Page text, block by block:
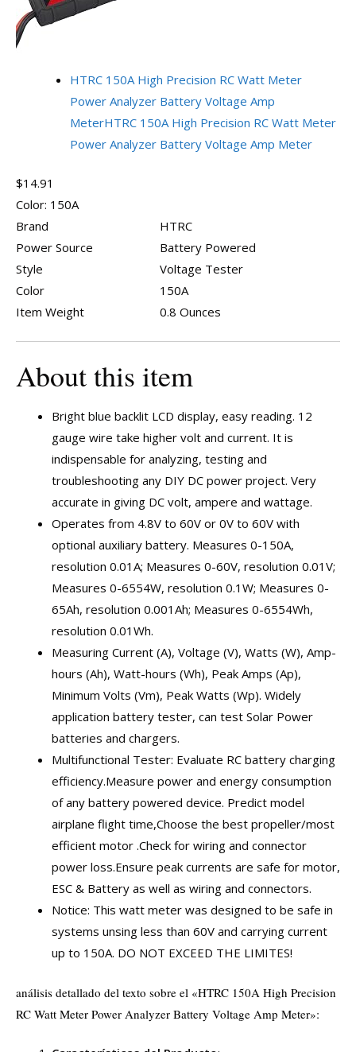
HTRC 150A High Precision RC Watt Meter
Power Analyzer Battery Voltage Amp
MeterHTRC 150A High Precision RC Watt Meter
Power Analyzer Battery Voltage Amp Meter
$14.91
Color: 150A
Brand
HTRC
Power Source
Battery Powered
Style
Voltage Tester
Color
150A
Item Weight
0.8 Ounces
About this item
Bright blue backlit LCD display, easy reading. 12
gauge wire take higher volt and current. It is
indispensable for analyzing, testing and
troubleshooting any DIY DC power project. Very
accurate in giving DC volt, ampere and wattage.
Operates from 4.8V to 60V or 0V to 60V with
optional auxiliary battery. Measures 0-150A,
resolution 0.01A; Measures 0-60V, resolution 0.01V;
Measures 0-6554W, resolution 0.1W; Measures 0-
65Ah, resolution 0.001Ah; Measures 0-6554Wh,
resolution 0.01Wh.
Measuring Current (A), Voltage (V), Watts (W), Amp-
hours (Ah), Watt-hours (Wh), Peak Amps (Ap),
Minimum Volts (Vm), Peak Watts (Wp). Widely
application battery tester, can test Solar Power
batteries and chargers.
Multifunctional Tester: Evaluate RC battery charging
efficiency.Measure power and energy consumption
of any battery powered device. Predict model
airplane flight time,Choose the best propeller/most
efficient motor .Check for wiring and connector
power loss.Ensure peak currents are safe for motor,
ESC & Battery as well as wiring and connectors.
Notice: This watt meter was designed to be safe in
systems unsing less than 60V and carrying current
up to 150A. DO NOT EXCEED THE LIMITES!
análisis detallado del texto sobre el «HTRC 150A High Precision
RC Watt Meter Power Analyzer Battery Voltage Amp Meter»: